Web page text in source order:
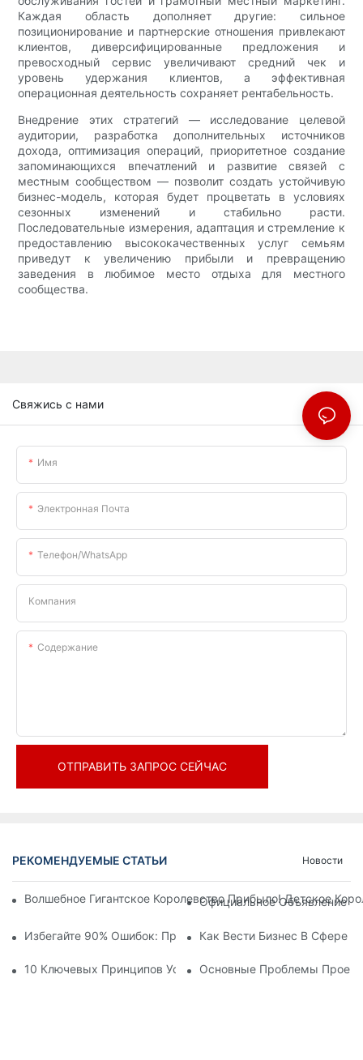
Каждая область дополняет другие: сильное
позиционирование и партнерские отношения привлекают
клиентов, диверсифицированные предложения и
превосходный сервис увеличивают средний чек и
уровень удержания клиентов, а эффективная
операционная деятельность сохраняет рентабельность.
Внедрение этих стратегий — исследование целевой
аудитории, разработка дополнительных источников
дохода, оптимизация операций, приоритетное создание
запоминающихся впечатлений и развитие связей с
местным сообществом — позволит создать устойчивую
бизнес-модель, которая будет процветать в условиях
сезонных изменений и стабильно расти.
Последовательные измерения, адаптация и стремление к
предоставлению высококачественных услуг семьям
приведут к увеличению прибыли и превращению
заведения в любимое место отдыха для местного
сообщества.
Свяжись с нами
Имя
Электронная Почта
Телефон/WhatsApp
Компания
Содержание
ОТПРАВИТЬ ЗАПРОС СЕЙЧАС
РЕКОМЕНДУЕМЫЕ СТАТЬИ Новости
Волшебное Гигантское Королевство Прибыло! Детское
Официальное Объявление |
Избегайте 90% Ошибок: При Инвестировании В
Как Вести Бизнес В Сфере
10 Ключевых Принципов Успешного Проектирования
Основные Проблемы